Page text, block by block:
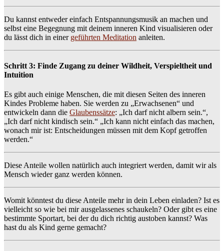
Du kannst entweder einfach Entspannungsmusik an machen und
selbst eine Begegnung mit deinem inneren Kind visualisieren oder
du lässt dich in einer geführten Meditation anleiten.
Schritt 3: Finde Zugang zu deiner Wildheit, Verspieltheit und
Intuition
Es gibt auch einige Menschen, die mit diesen Seiten des inneren
Kindes Probleme haben. Sie werden zu „Erwachsenen“ und
entwickeln dann die Glaubenssätze: „Ich darf nicht albern sein.“,
„Ich darf nicht kindisch sein.“ „Ich kann nicht einfach das machen,
wonach mir ist: Entscheidungen müssen mit dem Kopf getroffen
werden.“
Diese Anteile wollen natürlich auch integriert werden, damit wir als
Mensch wieder ganz werden können.
Womit könntest du diese Anteile mehr in dein Leben einladen? Ist es
vielleicht so wie bei mir ausgelassenes schaukeln? Oder gibt es eine
bestimmte Sportart, bei der du dich richtig austoben kannst? Was
hast du als Kind gerne gemacht?